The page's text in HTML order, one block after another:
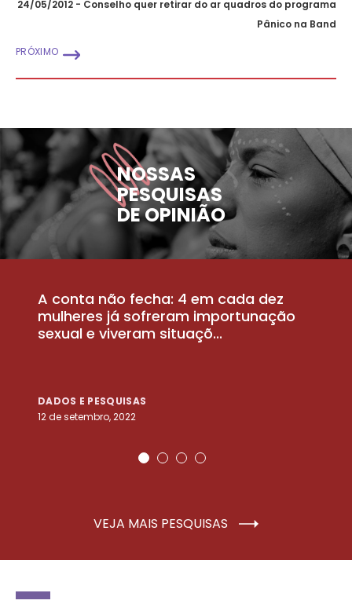
24/05/2012 - Conselho quer retirar do ar quadros do programa
Pânico na Band
PRÓXIMO
NOSSAS
PESQUISAS
DE OPINIÃO
A conta não fecha: 4 em cada dez
mulheres já sofreram importunação
sexual e viveram situaçõ...
DADOS E PESQUISAS
12 de setembro, 2022
VEJA MAIS PESQUISAS